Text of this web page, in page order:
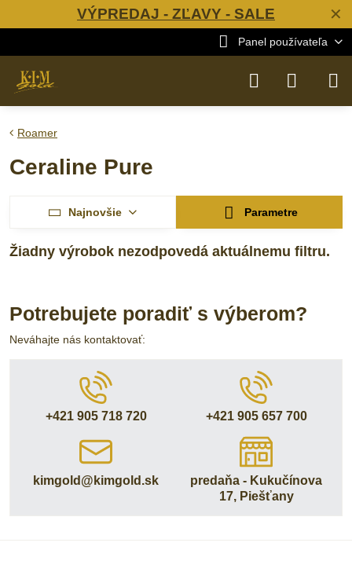
✕
VÝPREDAJ - ZĽAVY - SALE
Panel používateľa
Roamer
Ceraline Pure
Najnovšie Parametre
Potrebujete poradiť s výberom?
Neváhajte nás kontaktovať:
+421 905 718 720 +421 905 657 700
kimgold​@kimgold​.sk
predaňa - Kukučínova
17, Piešťany